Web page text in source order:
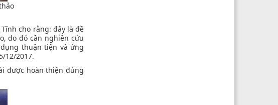
cho rằng: đây là đề
do đó cần nghiên cứu
thuận tiện và ứng
12/2017.
được hoàn thiện đúng